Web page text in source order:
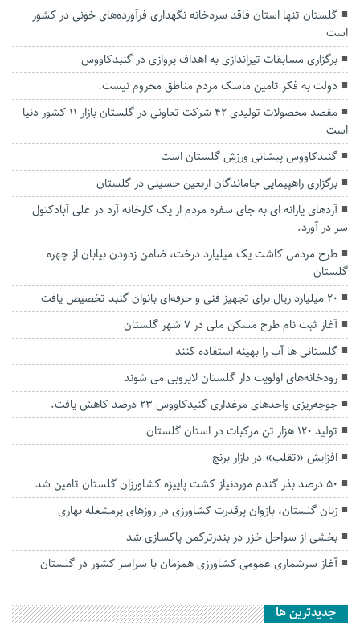
گلستان تنها استان فاقد سردخانه نگهداری فرآورده‌های خونی در کشور
است
برگزاری مسابقات تیراندازی به اهداف پروازی در گنبدکاووس
دولت به فکر تامین ماسک مردم مناطق محروم نیست.
مقصد محصولات تولیدی ۴۲ شرکت تعاونی در گلستان بازار ۱۱ کشور دنیا
است
گنبدکاووس پیشانی ورزش گلستان است
برگزاری راهپیمایی جاماندگان اربعین حسینی در گلستان
آردهای یارانه ای به جای سفره مردم از یک کارخانه آرد در علی آبادکتول
سر در آورد.
طرح مردمی کاشت یک میلیارد درخت، ضامن زدودن بیابان از چهره
گلستان
۲۰ میلیارد ریال برای تجهیز فنی و حرفه‌ای بانوان گنبد تخصیص یافت
آغاز ثبت نام طرح مسکن ملی در ۷ شهر گلستان
گلستانی ها آب را بهینه استفاده کنند
رودخانه‌های اولویت دار گلستان لایروبی می شوند
جوجه‌ریزی واحدهای مرغداری گنبدکاووس ۲۳ درصد کاهش یافت.
تولید ۱۲۰ هزار تن مرکبات در استان گلستان
افزایش «تقلب» در بازار برنج
۵۰ درصد بذر گندم موردنیاز کشت پاییزه کشاورزان گلستان تامین شد
زنان گلستان، بازوان پرقدرت کشاورزی در روزهای پرمشغله بهاری
بخشی از سواحل خزر در بندرترکمن پاکسازی شد
آغاز سرشماری عمومی کشاورزی همزمان با سراسر کشور در گلستان
جديدترين ها